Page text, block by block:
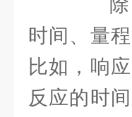
除了
时间、量
比如，响
反应的时